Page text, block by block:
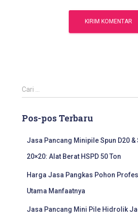
C
a
i
Cari …
Pos-pos Terbaru
Jasa Pancang Minipile Spun D20
20×20: Alat Berat HSPD 50 Ton
Harga Jasa Pangkas Pohon
Utama Manfaatnya
Jasa Pancang Mini Pile Hidrolik